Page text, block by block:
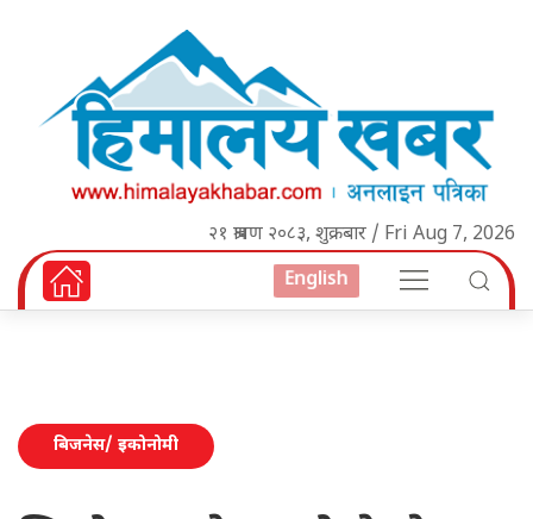
२१ श्रावण २०८३, शुक्रबार / Fri Aug 7, 2026
English
बिजनेस/ इकोनोमी